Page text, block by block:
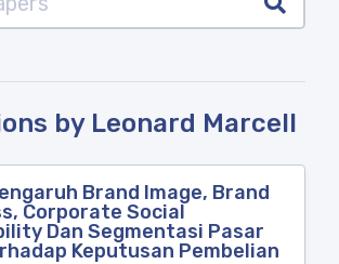
by Leonard Marcell
Brand Image, Brand
Corporate Social
Dan Segmentasi Pasar
Keputusan Pembelian